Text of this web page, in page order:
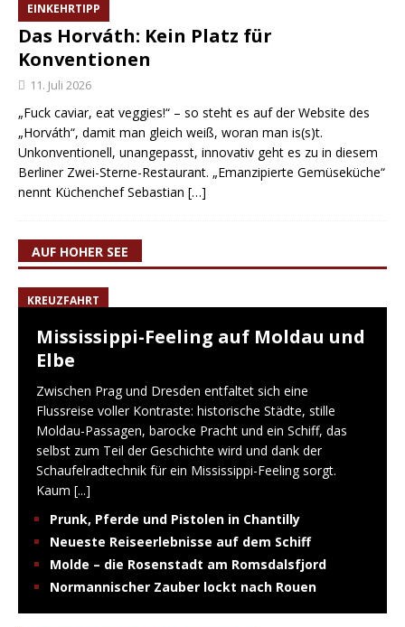
EINKEHRTIPP
Das Horváth: Kein Platz für
Konventionen
11. Juli 2026
„Fuck caviar, eat veggies!“ – so steht es auf der Website des
„Horváth“, damit man gleich weiß, woran man is(s)t.
Unkonventionell, unangepasst, innovativ geht es zu in diesem
Berliner Zwei-Sterne-Restaurant. „Emanzipierte Gemüseküche“
nennt Küchenchef Sebastian […]
AUF HOHER SEE
KREUZFAHRT
Mississippi-Feeling auf Moldau und
Elbe
Zwischen Prag und Dresden entfaltet sich eine
Flussreise voller Kontraste: historische Städte, stille
Moldau-Passagen, barocke Pracht und ein Schiff, das
selbst zum Teil der Geschichte wird und dank der
Schaufelradtechnik für ein Mississippi-Feeling sorgt.
Kaum [...]
Prunk, Pferde und Pistolen in Chantilly
Neueste Reiseerlebnisse auf dem Schiff
Molde – die Rosenstadt am Romsdalsfjord
Normannischer Zauber lockt nach Rouen